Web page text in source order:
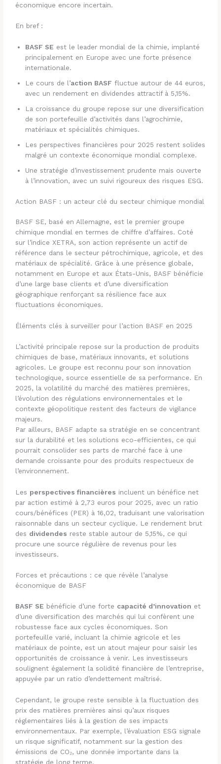
économique encore incertain.
En bref :
BASF SE est le leader mondial de la chimie, implanté
principalement en Europe avec une forte présence
internationale.
Le cours de l’action BASF fluctue autour de 44 euros,
avec un rendement en dividendes attractif à 5,15%.
La croissance du groupe repose sur une diversification
de son portefeuille d’activités dans l’agrochimie,
matériaux et spécialités chimiques.
Les perspectives financières pour 2025 restent solides
malgré un contexte économique mondial complexe.
Une stratégie d’investissement prudente mais ouverte
à l’innovation, avec un suivi rigoureux des risques ESG.
Action BASF : un acteur clé du secteur chimique mondial
BASF SE, basé en Allemagne, est le premier groupe
chimique mondial en termes de chiffre d’affaires. Coté
sur l’indice XETRA, son action représente un actif de
référence dans le secteur pétrochimique, agricole, et des
matériaux de spécialité. Grâce à une présence globale,
notamment en Europe et aux États-Unis, BASF bénéficie
d’une large base clients et d’une diversification
géographique renforçant sa résilience face aux
fluctuations économiques.
Éléments clés à surveiller pour l’action BASF en 2025
L’activité principale repose sur la production de produits
chimiques de base, matériaux innovants, et solutions
agricoles. Le groupe est reconnu pour son innovation
technologique, source essentielle de sa performance. En
2025, la volatilité du marché des matières premières,
l’évolution des régulations environnementales et le
contexte géopolitique restent des facteurs de vigilance
majeurs.
Par ailleurs, BASF adapte sa stratégie en se concentrant
sur la durabilité et les solutions eco-efficientes, ce qui
pourrait consolider ses parts de marché face à une
demande croissante pour des produits respectueux de
l’environnement.
Les perspectives financières incluent un bénéfice net
par action estimé à 2,73 euros pour 2025, avec un ratio
cours/bénéfices (PER) à 16,02, traduisant une valorisation
raisonnable dans un secteur cyclique. Le rendement brut
des dividendes reste stable autour de 5,15%, ce qui
procure une source régulière de revenus pour les
investisseurs.
Forces et précautions : ce que révèle l’analyse
économique de BASF
BASF SE bénéficie d’une forte capacité d’innovation et
d’une diversification des marchés qui lui confèrent une
robustesse face aux cycles économiques. Son
portefeuille varié, incluant la chimie agricole et les
matériaux de pointe, est un atout majeur pour saisir les
opportunités de croissance à venir. Les investisseurs
soulignent également la solidité financière de l’entreprise,
appuyée par un ratio d’endettement maîtrisé.
Cependant, le groupe reste sensible à la fluctuation des
prix des matières premières ainsi qu’aux risques
réglementaires liés à la gestion de ses impacts
environnementaux. Par exemple, l’évaluation ESG signale
un risque significatif, notamment sur la gestion des
émissions de CO₂, une donnée importante dans la
stratégie de long terme.